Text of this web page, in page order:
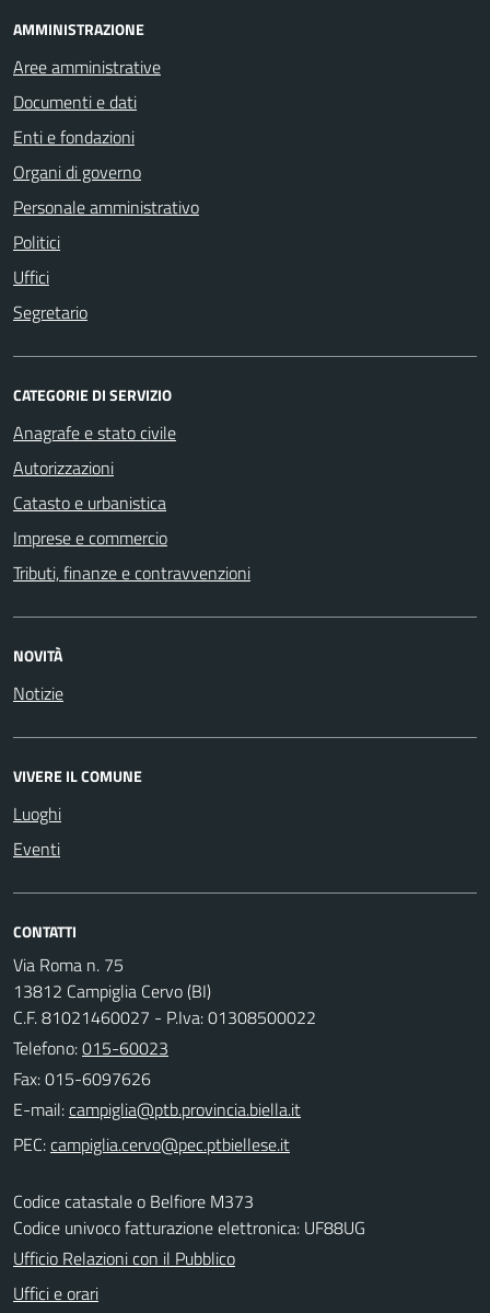
AMMINISTRAZIONE
Aree amministrative
Documenti e dati
Enti e fondazioni
Organi di governo
Personale amministrativo
Politici
Uffici
Segretario
CATEGORIE DI SERVIZIO
Anagrafe e stato civile
Autorizzazioni
Catasto e urbanistica
Imprese e commercio
Tributi, finanze e contravvenzioni
NOVITÀ
Notizie
VIVERE IL COMUNE
Luoghi
Eventi
CONTATTI
Via Roma n. 75
13812 Campiglia Cervo (BI)
C.F. 81021460027 - P.Iva: 01308500022
Telefono:015-60023
Fax: 015-6097626
E-mail:
PEC:
Codice catastale o Belfiore M373
Codice univoco fatturazione elettronica: UF88UG
Ufficio Relazioni con il Pubblico
Uffici e orari